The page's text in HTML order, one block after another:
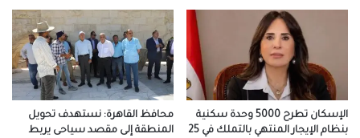
الإسكان تطرح 5000 وحدة سكنية
بنظام الإيجار المنتهي بالتملك في 25
محافظ القاهرة: نستهدف تحويل
المنطقة إلى مقصد سياحى يربط